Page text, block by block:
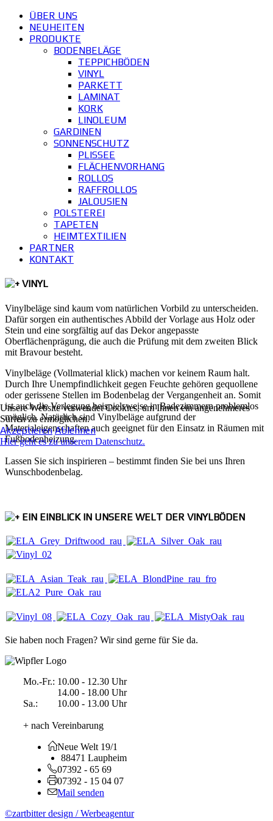
ÜBER UNS
NEUHEITEN
PRODUKTE
BODENBELÄGE
TEPPICHBÖDEN
VINYL
PARKETT
LAMINAT
KORK
LINOLEUM
GARDINEN
SONNENSCHUTZ
PLISSEE
FLÄCHENVORHANG
ROLLOS
RAFFROLLOS
JALOUSIEN
POLSTEREI
TAPETEN
HEIMTEXTILIEN
PARTNER
KONTAKT
VINYL
Vinylbeläge sind kaum vom natürlichen Vorbild zu unterscheiden.
Dafür sorgen ein authentisches Abbild der Vorlage aus Holz oder
Stein und eine sorgfältig auf das Dekor angepasste
Oberflächenprägung, die auch die Prüfung mit dem zweiten Blick
mit Bravour besteht.
Vinylbeläge (Vollmaterial klick) machen vor keinem Raum halt.
Durch Ihre Unempfindlichkeit gegen Feuchte gehören gequollene
oder gerissene Stellen im Bodenbelag der Vergangenheit an. Somit
ist auch die Verlegung beispielsweise in Badezimmern problemlos
möglich. Natürlich sind Vinylbeläge aufgrund der
Materialeigenschaften auch geeignet für den Einsatz in Räumen mit
Fußbodenheizung.
Lassen Sie sich inspirieren – bestimmt finden Sie bei uns Ihren
Wunschbodenbelag.
EIN EINBLICK IN UNSERE WELT DER VINYLBÖDEN
Sie haben noch Fragen? Wir sind gerne für Sie da.
Mo.-Fr.:
Sa.:
10.00 - 12.30 Uhr
14.00 - 18.00 Uhr
10.00 - 13.00 Uhr
+ nach Vereinbarung
Neue Welt 19/1
88471 Laupheim
07392 - 65 69
07392 - 15 04 07
Mail senden
©zartbitter design / Werbeagentur
Unsere Website verwendet Cookies, um Ihnen ein angenehmeres
Surfen zu ermöglichen.
Akzeptieren Ablehnen
Hier geht es zu unserem Datenschutz.